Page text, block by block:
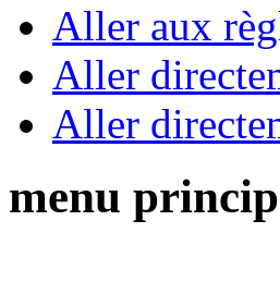
Aller aux
Aller
Aller
menu